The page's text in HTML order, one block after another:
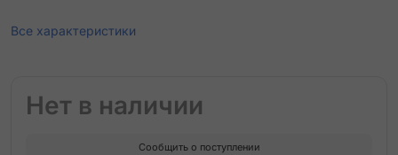
Все характеристики
Нет в наличии
Сообщить о поступлении